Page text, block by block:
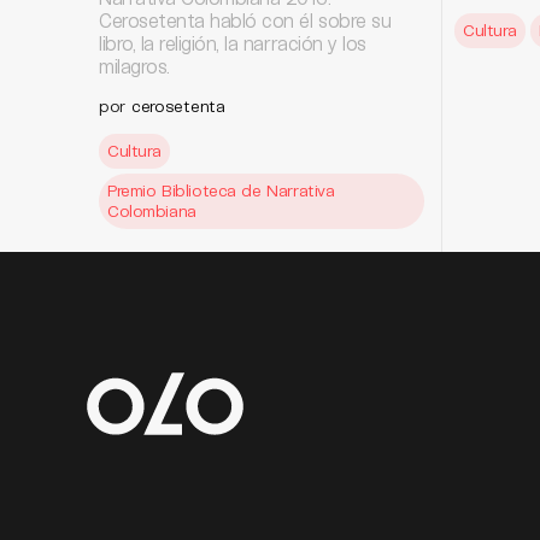
Cerosetenta habló con él sobre su
libro, la religión, la narración y los
milagros.
por cerosetenta
Cultura
Premio Biblioteca de Narrativa
Colombiana
Cultura